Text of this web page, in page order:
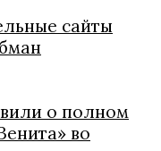
сайты
о полном
во